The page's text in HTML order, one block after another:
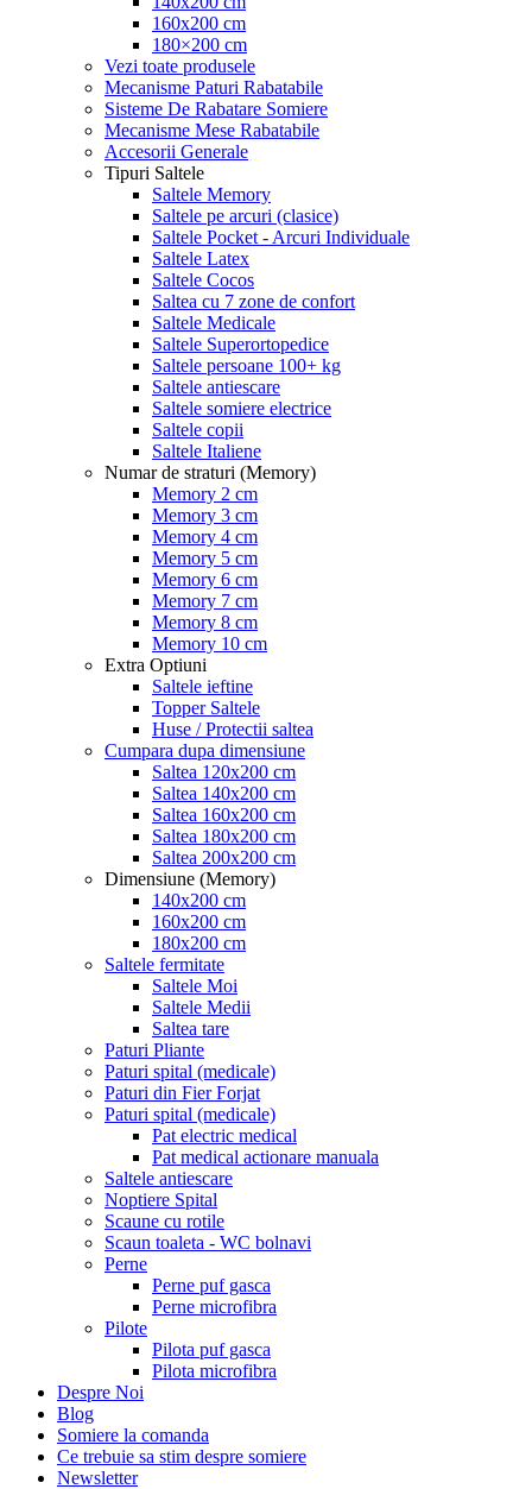
160x200 cm
180×200 cm
Vezi toate produsele
Mecanisme Paturi Rabatabile
Sisteme De Rabatare Somiere
Mecanisme Mese Rabatabile
Accesorii Generale
Tipuri Saltele
Saltele Memory
Saltele pe arcuri (clasice)
Saltele Pocket - Arcuri Individuale
Saltele Latex
Saltele Cocos
Saltea cu 7 zone de confort
Saltele Medicale
Saltele Superortopedice
Saltele persoane 100+ kg
Saltele antiescare
Saltele somiere electrice
Saltele copii
Saltele Italiene
Numar de straturi (Memory)
Memory 2 cm
Memory 3 cm
Memory 4 cm
Memory 5 cm
Memory 6 cm
Memory 7 cm
Memory 8 cm
Memory 10 cm
Extra Optiuni
Saltele ieftine
Topper Saltele
Huse / Protectii saltea
Cumpara dupa dimensiune
Saltea 120x200 cm
Saltea 140x200 cm
Saltea 160x200 cm
Saltea 180x200 cm
Saltea 200x200 cm
Dimensiune (Memory)
140x200 cm
160x200 cm
180x200 cm
Saltele fermitate
Saltele Moi
Saltele Medii
Saltea tare
Paturi Pliante
Paturi spital (medicale)
Paturi din Fier Forjat
Paturi spital (medicale)
Pat electric medical
Pat medical actionare manuala
Saltele antiescare
Noptiere Spital
Scaune cu rotile
Scaun toaleta - WC bolnavi
Perne
Perne puf gasca
Perne microfibra
Pilote
Pilota puf gasca
Pilota microfibra
Despre Noi
Blog
Somiere la comanda
Ce trebuie sa stim despre somiere
Newsletter